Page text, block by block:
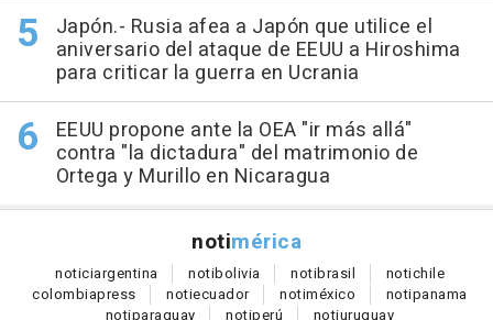
Japón.- Rusia afea a Japón que utilice el
aniversario del ataque de EEUU a Hiroshima
para criticar la guerra en Ucrania
EEUU propone ante la OEA "ir más allá"
contra "la dictadura" del matrimonio de
Ortega y Murillo en Nicaragua
notimérica
noticiargentina notibolivia notibrasil notichile
colombiapress notiecuador notiméxico notipanama
notiparaguay notiperú notiuruguay